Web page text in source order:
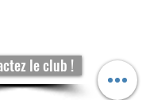
le club !